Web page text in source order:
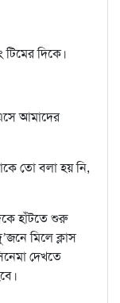
দিকে।
আমাদের
তো বলা হয় নি,
হাঁটতে শুরু
মিলে ক্লাস
দেখতে